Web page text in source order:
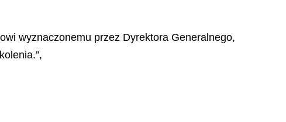
wyznaczonemu przez Dyrektora Generalnego,